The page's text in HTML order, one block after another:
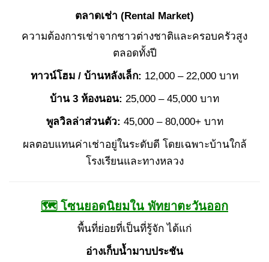
ตลาดเช่า (Rental Market)
ความต้องการเช่าจากชาวต่างชาติและครอบครัวสูง
ตลอดทั้งปี
ทาวน์โฮม / บ้านหลังเล็ก: 12,000 – 22,000 บาท
บ้าน 3 ห้องนอน: 25,000 – 45,000 บาท
พูลวิลล่าส่วนตัว: 45,000 – 80,000+ บาท
ผลตอบแทนค่าเช่าอยู่ในระดับดี โดยเฉพาะบ้านใกล้
โรงเรียนและทางหลวง
🗺 โซนยอดนิยมใน พัทยาตะวันออก
พื้นที่ย่อยที่เป็นที่รู้จัก ได้แก่
อ่างเก็บน้ำมาบประชัน